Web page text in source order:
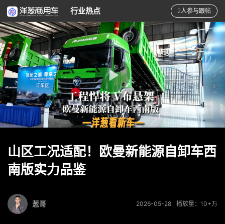
行业热点 2人参与跟帖
山区工况适配！欧曼新能源自卸车西
南版实力品鉴
播放量：10+万
2026-05-28
葱哥